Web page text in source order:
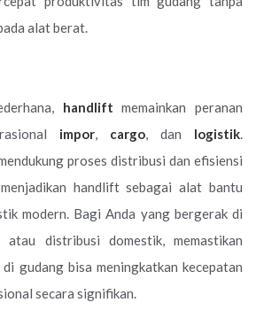
alat berat.
handlift memainkan peranan
impor, cargo, dan logistik.
proses distribusi dan efisiensi
handlift sebagai alat bantu
modern. Bagi Anda yang bergerak di
atau distribusi domestik, memastikan
gudang bisa meningkatkan kecepatan
secara signifikan.